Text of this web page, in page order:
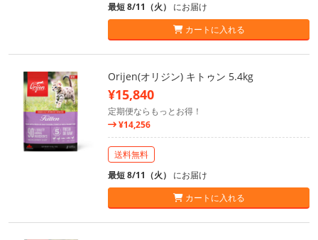
最短 8/11（火） にお届け
カートに入れる
Orijen(オリジン) キトゥン 5.4kg
¥15,840
定期便ならもっとお得！
¥14,256
送料無料
最短 8/11（火） にお届け
カートに入れる